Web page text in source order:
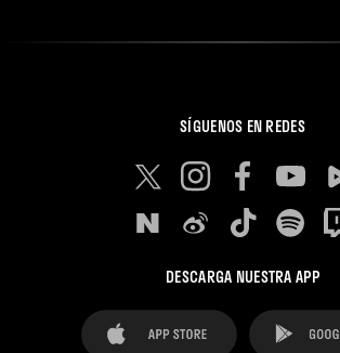
SÍGUENOS EN REDES
DESCARGA NUESTRA APP